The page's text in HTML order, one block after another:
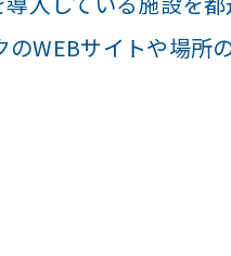
WEBサイトや場所